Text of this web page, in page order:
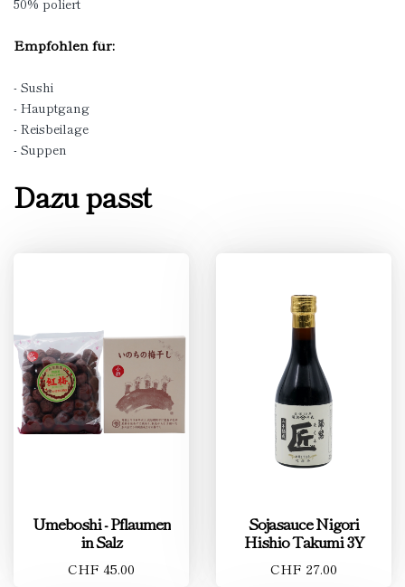
50% poliert
Empfohlen für:
- Sushi
- Hauptgang
- Reisbeilage
- Suppen
Dazu passt
Umeboshi - Pflaumen
in Salz
CHF 45.00
Sojasauce Nigori
Hishio Takumi 3Y
CHF 27.00